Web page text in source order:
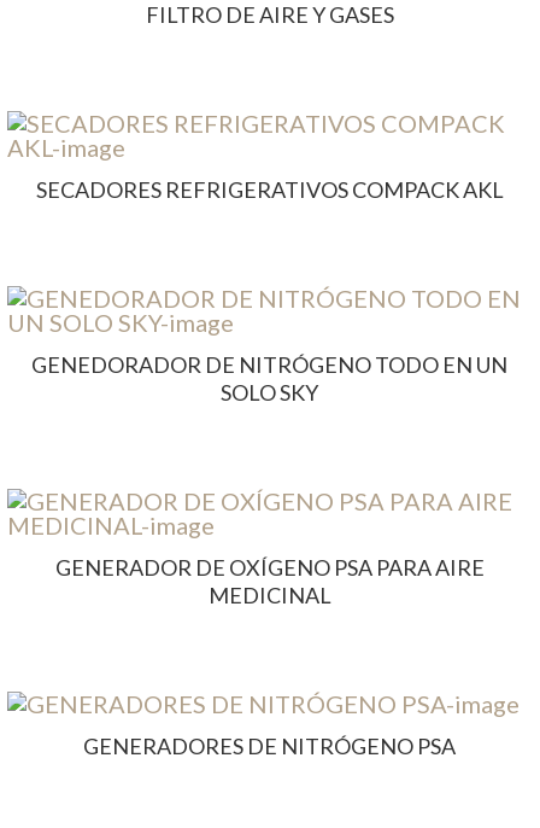
FILTRO DE AIRE Y GASES
SECADORES REFRIGERATIVOS COMPACK AKL
GENEDORADOR DE NITRÓGENO TODO EN UN
SOLO SKY
GENERADOR DE OXÍGENO PSA PARA AIRE
MEDICINAL
GENERADORES DE NITRÓGENO PSA